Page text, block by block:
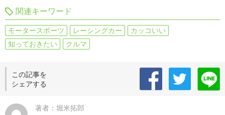
関連キーワード
モータースポーツ レーシングカー
カッコいい
知っておきたい
クルマ
この記事を
シェアする
著者：堀米拓郎